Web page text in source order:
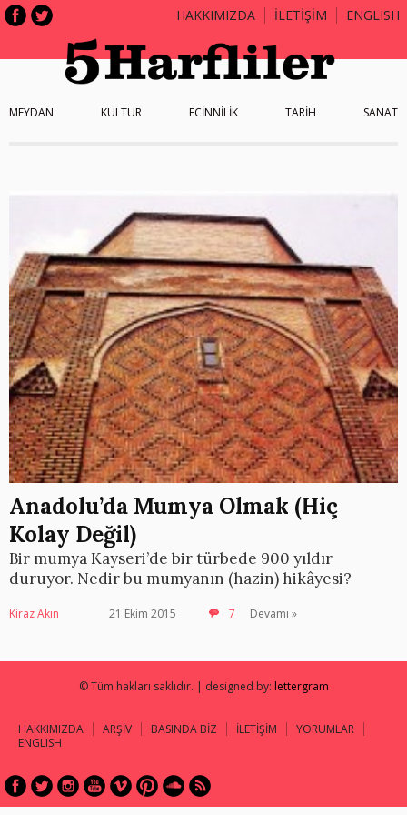
HAKKIMIZDA İLETİŞİM ENGLISH
MEYDAN KÜLTÜR ECİNNİLİK TARİH SANAT
Anadolu’da Mumya Olmak (Hiç
Kolay Değil)
Bir mumya Kayseri’de bir türbede 900 yıldır
duruyor. Nedir bu mumyanın (hazin) hikâyesi?
Kiraz Akın 21 Ekim 2015 7 Devamı »
© Tüm hakları saklıdır. | designed by: lettergram
HAKKIMIZDA ARŞİV BASINDA BİZ İLETİŞİM
YORUMLAR
ENGLISH